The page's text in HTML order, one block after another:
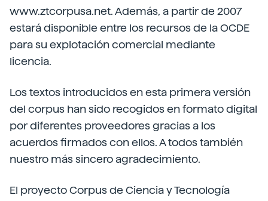
www.ztcorpusa.net. Además, a partir de 2007
estará disponible entre los recursos de la OCDE
para su explotación comercial mediante
licencia.
Los textos introducidos en esta primera versión
del corpus han sido recogidos en formato digital
por diferentes proveedores gracias a los
acuerdos firmados con ellos. A todos también
nuestro más sincero agradecimiento.
El proyecto Corpus de Ciencia y Tecnología